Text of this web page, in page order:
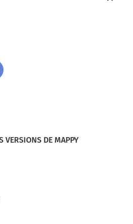
VERSIONS DE MAPPY